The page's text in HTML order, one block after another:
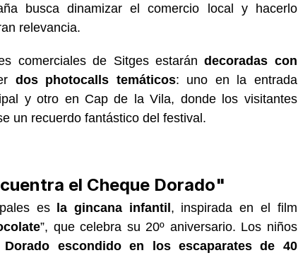
busca dinamizar el comercio local y hacerlo
relevancia.
comerciales de Sitges estarándecoradas con
dos photocalls temáticos: uno en la entrada
y otro en Cap de la Vila, donde los visitantes
un recuerdo fantástico del festival.
el Cheque Dorado"
es la gincana infantil, inspirada en el film
”, que celebra su 20º aniversario. Los niños
Dorado escondido en los escaparates de 40